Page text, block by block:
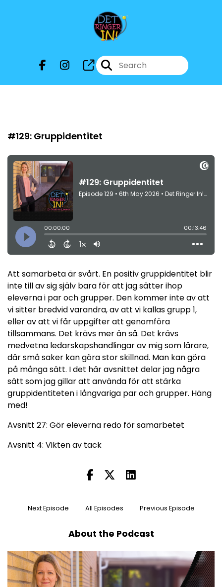
#129: Gruppidentitet
Att samarbeta är svårt. En positiv gruppidentitet blir
inte till av sig själv bara för att jag sätter ihop
eleverna i par och grupper. Den kommer inte av att
vi sitter bredvid varandra, av att vi kallas grupp 1,
eller av att vi får uppgifter att genomföra
tillsammans. Det krävs mer än så. Det krävs
medvetna ledarskapshandlingar av mig som lärare,
där små saker kan göra stor skillnad. Man kan göra
på många sätt. I det här avsnittet delar jag några
sätt som jag gillar att använda för att stärka
gruppidentiteten i långvariga par och grupper. Häng
med!
Avsnitt 27: Gör eleverna redo för samarbetet
Avsnitt 4: Vikten av tack
Next Episode All Episodes Previous Episode
About the Podcast